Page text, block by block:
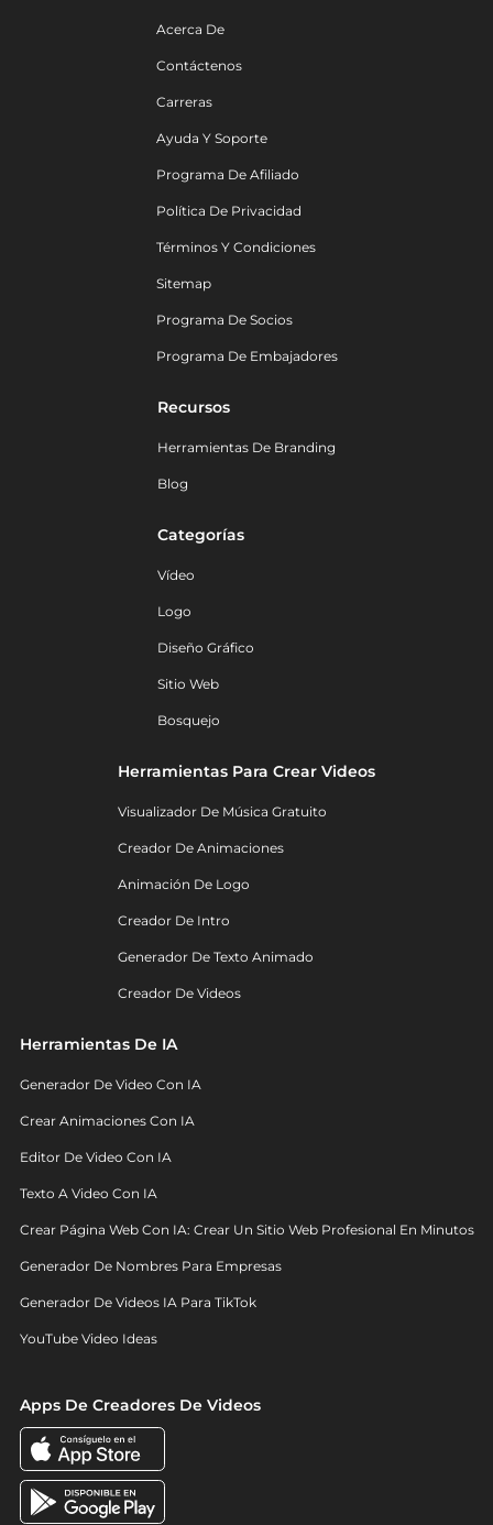
Acerca De
Contáctenos
Carreras
Ayuda Y Soporte
Programa De Afiliado
Política De Privacidad
Términos Y Condiciones
Sitemap
Programa De Socios
Programa De Embajadores
Recursos
Herramientas De Branding
Blog
Categorías
Vídeo
Logo
Diseño Gráfico
Sitio Web
Bosquejo
Herramientas Para Crear Videos
Visualizador De Música Gratuito
Creador De Animaciones
Animación De Logo
Creador De Intro
Generador De Texto Animado
Creador De Videos
Herramientas De IA
Generador De Video Con IA
Crear Animaciones Con IA
Editor De Video Con IA
Texto A Video Con IA
Crear Página Web Con IA: Crear Un Sitio Web Profesional En Minutos
Generador De Nombres Para Empresas
Generador De Videos IA Para TikTok
YouTube Video Ideas
Apps De Creadores De Videos